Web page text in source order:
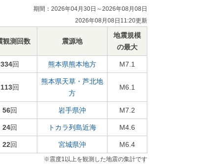
期間：2026年04月30日～2026年08月08日
2026年08月08日11:20更新
観測回数 震源地
地震規模
の最大
334回 熊本県熊本地方 M7.1
113回
熊本県天草・芦北地
方
M6.1
56回 岩手県沖 M7.2
24回 トカラ列島近海 M4.6
22回 宮城県沖 M6.4
※震度1以上を観測した地震の集計です